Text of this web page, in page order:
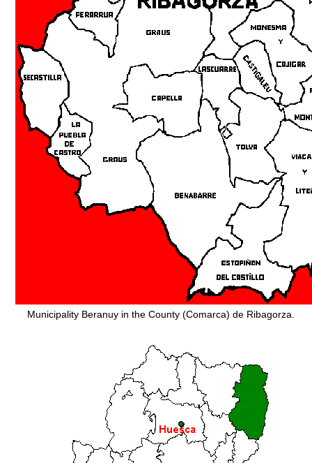
Municipality Beranuy in the County (Comarca) de Ribagorza.